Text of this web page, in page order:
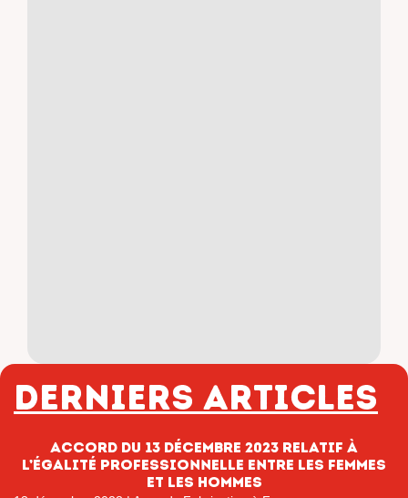
Derniers articles
Accord du 13 décembre 2023 relatif à
l’égalité professionnelle entre les femmes
et les hommes